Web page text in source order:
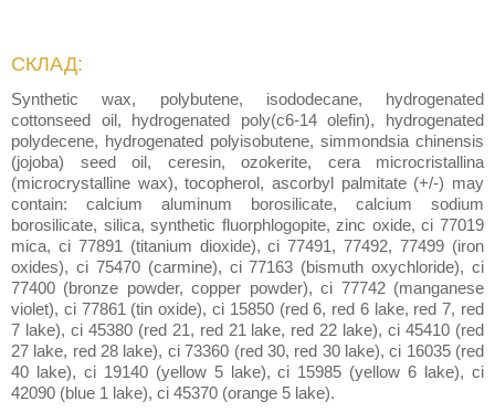
СКЛАД:
Synthetic wax, polybutene, isododecane, hydrogenated
cottonseed oil, hydrogenated poly(c6-14 olefin), hydrogenated
polydecene, hydrogenated polyisobutene, simmondsia chinensis
(jojoba) seed oil, ceresin, ozokerite, cera microcristallina
(microcrystalline wax), tocopherol, ascorbyl palmitate (+/-) may
contain: calcium aluminum borosilicate, calcium sodium
borosilicate, silica, synthetic fluorphlogopite, zinc oxide, ci 77019
mica, ci 77891 (titanium dioxide), ci 77491, 77492, 77499 (iron
oxides), ci 75470 (carmine), ci 77163 (bismuth oxychloride), ci
77400 (bronze powder, copper powder), ci 77742 (manganese
violet), ci 77861 (tin oxide), ci 15850 (red 6, red 6 lake, red 7, red
7 lake), ci 45380 (red 21, red 21 lake, red 22 lake), ci 45410 (red
27 lake, red 28 lake), ci 73360 (red 30, red 30 lake), ci 16035 (red
40 lake), ci 19140 (yellow 5 lake), ci 15985 (yellow 6 lake), ci
42090 (blue 1 lake), ci 45370 (orange 5 lake).